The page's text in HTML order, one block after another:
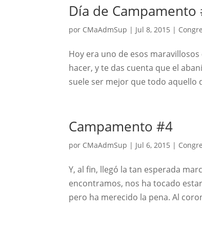
Día de Campamento
por CMaAdmSup | Jul 8, 2015 |
Hoy era uno de esos
hacer, y te das cuenta que el
suele ser mejor que todo aquello
Campamento #4
por CMaAdmSup | Jul 6, 2015 |
Y, al fin, llegó la tan esperada
encontramos, nos ha tocado
pero ha merecido la pena. Al